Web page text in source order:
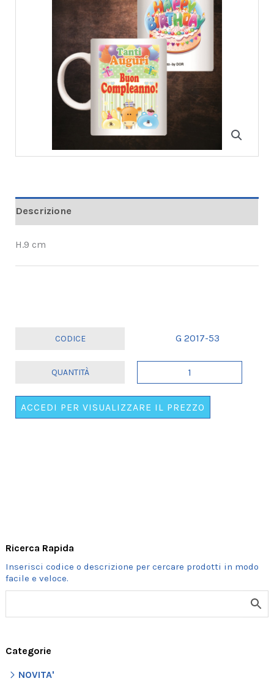
Ricerca Rapida
Categorie
NOVITA'
Descrizione
H.9 cm
G 2017-53
AUGURI
ACCEDI PER VISUALIZZARE IL PREZZO